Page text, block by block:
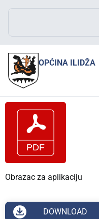
OPĆINA ILIDŽA
Obrazac za aplikaciju
DOWNLOAD